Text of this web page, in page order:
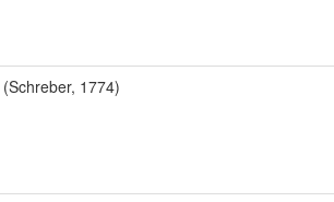
(Schreber, 1774)